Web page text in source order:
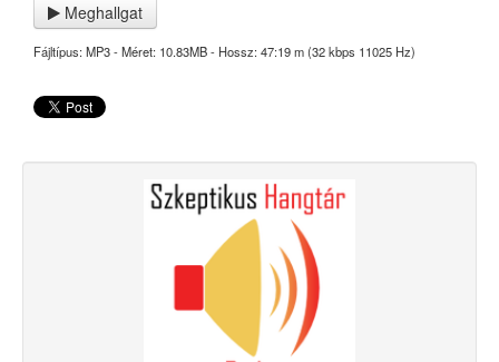
Meghallgat
Fájltípus: MP3 - Méret: 10.83MB - Hossz: 47:19 m (32 kbps 11025 Hz)